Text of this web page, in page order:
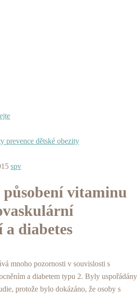
prevence dětské obezity
spv
vitaminu
a diabetes
mnoho pozornosti v souvislosti s
a diabetem typu 2. Byly uspořádány
protože bylo dokázáno, že osoby s